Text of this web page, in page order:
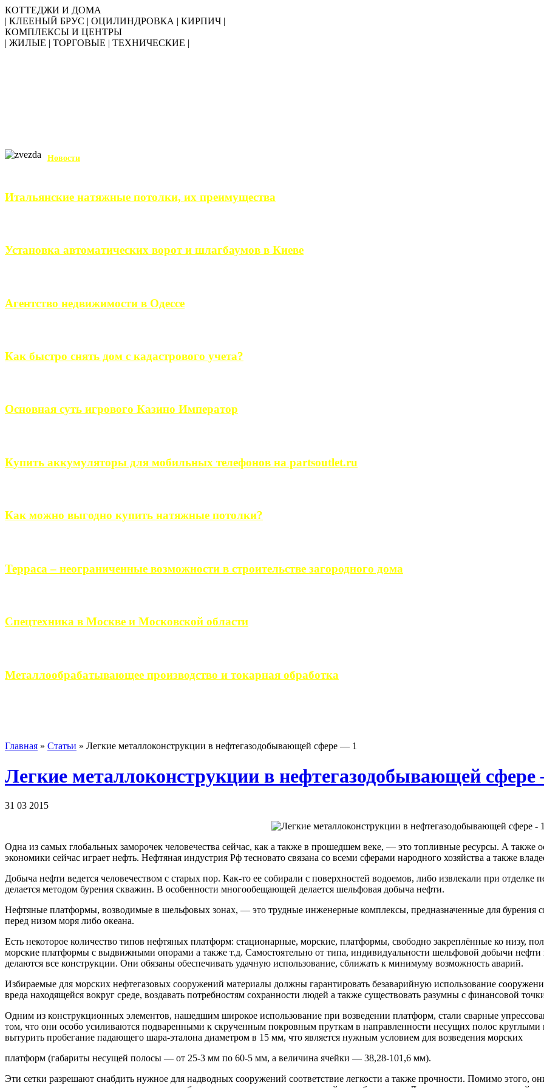
КОТТЕДЖИ И ДОМА
| КЛЕЕНЫЙ БРУС | ОЦИЛИНДРОВКА | КИРПИЧ |
КОМПЛЕКСЫ И ЦЕНТРЫ
| ЖИЛЫЕ | ТОРГОВЫЕ | ТЕХНИЧЕСКИЕ |
Новости
Итальянские натяжные потолки, их преимущества
Установка автоматических ворот и шлагбаумов в Киеве
Агентство недвижимости в Одессе
Как быстро снять дом с кадастрового учета?
Основная суть игрового Казино Император
Купить аккумуляторы для мобильных телефонов на partsoutlet.ru
Как можно выгодно купить натяжные потолки?
Терраса – неограниченные возможности в строительстве загородного дома
Спецтехника в Москве и Московской области
Металлообрабатывающее производство и токарная обработка
Главная » Статьи » Легкие металлоконструкции в нефтегазодобывающей сфере — 1
Легкие металлоконструкции в нефтегазодобывающей
31 03 2015
Одна из самых глобальных заморочек человечества сейчас, как а также в прошедшем веке, — это топливные ресурсы. А также
экономики сейчас играет нефть. Нефтяная индустрия Рф тесновато связана со всеми сферами народного хозяйства а также
Добыча нефти ведется человечеством с старых пор. Как-то ее собирали с поверхностей водоемов, либо извлекали при отделке
делается методом бурения скважин. В особенности многообещающей делается шельфовая добыча нефти.
Нефтяные платформы, возводимые в шельфовых зонах, — это трудные инженерные комплексы, предназначенные для бурения
перед низом моря либо океана.
Есть некоторое количество типов нефтяных платформ: стационарные, морские, платформы, свободно закреплённые ко низу,
морские платформы с выдвижными опорами а также т.д. Самостоятельно от типа, индивидуальности шельфовой добычи
делаются все конструкции. Они обязаны обеспечивать удачную использование, сближать к минимуму возможность аварий.
Избираемые для морских нефтегазовых сооружений материалы должны гарантировать безаварийную использование
вреда находящейся вокруг среде, воздавать потребностям сохранности людей а также существовать разумны с финансовой
Одним из конструкционных элементов, нашедшим широкое использование при возведении платформ, стали сварные
том, что они особо усиливаются подваренными к скрученным покровным пруткам в направленности несущих полос
вытурить пробегание падающего шара-эталона диаметром в 15 мм, что является нужным условием для возведения морских
платформ (габариты несущей полосы — от 25-3 мм по 60-5 мм, а величина ячейки — 38,28-101,6 мм).
Эти сетки разрешают снабдить нужное для надводных сооружений соответствие легкости а также прочности. Помимо этого,